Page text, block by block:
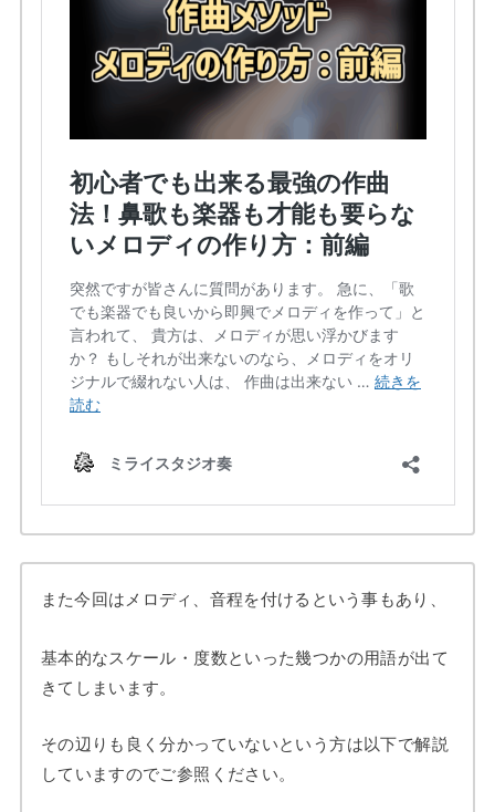
また今回はメロディ、音程を付けるという事もあり、
基本的なスケール・度数といった幾つかの用語が出て
きてしまいます。
その辺りも良く分かっていないという方は以下で解説
していますのでご参照ください。